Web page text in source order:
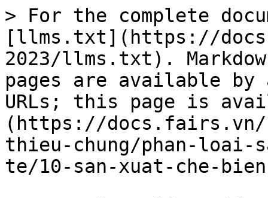
> For the complete
[llms.txt](https://
2023/llms.txt).
pages are available by
URLs; this page is
(https://docs.fairs.vn/
thieu-chung/phan-loai-
te/10-san-xuat-che-